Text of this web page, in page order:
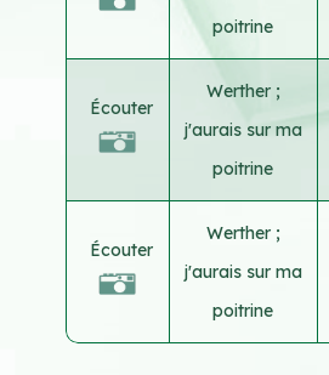
poitrine
Écouter
Werther ;
j'aurais sur ma
poitrine
Écouter
Werther ;
j'aurais sur ma
poitrine